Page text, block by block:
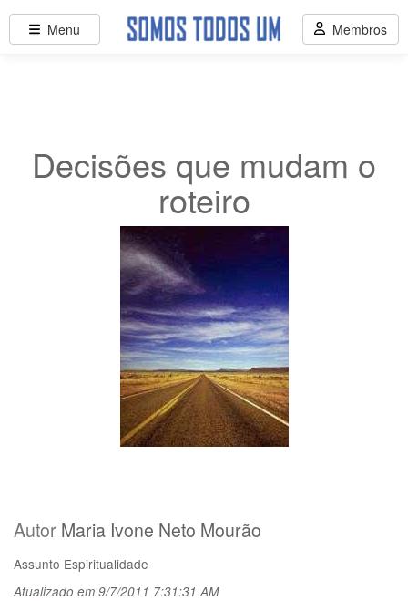
Decisões que mudam o
roteiro
Autor Maria Ivone Neto Mourão
Assunto Espiritualidade
Atualizado em 9/7/2011 7:31:31 AM
Menu Membros